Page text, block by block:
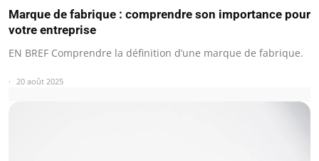
Marque de fabrique : comprendre son importance pour
votre entreprise
EN BREF Comprendre la définition d’une marque de fabrique.
20 août 2025